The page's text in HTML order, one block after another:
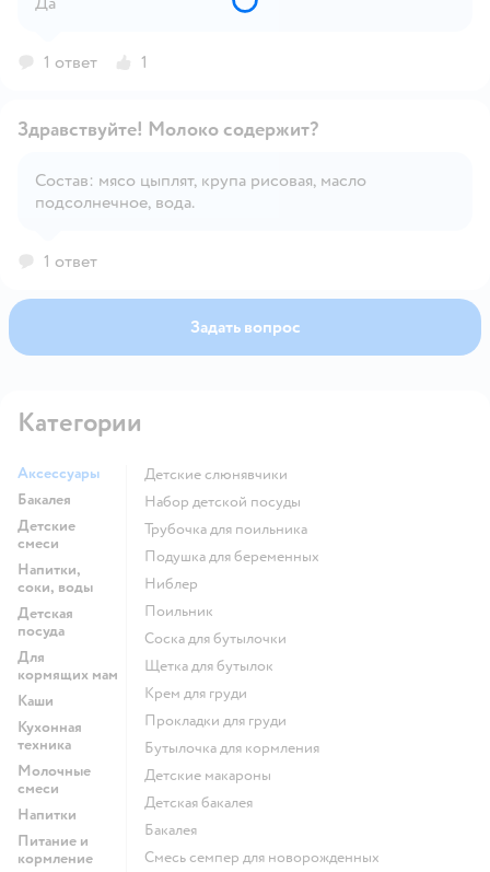
Открыть вопрос
1 ответ 1
Здравствуйте! Молоко содержит?
Состав: мясо цыплят, крупа рисовая, масло
подсолнечное, вода.
1 ответ
Задать вопрос
Категории
Аксессуары
Бакалея
Детские
смеси
Напитки,
соки, воды
Детская
посуда
Для
кормящих мам
Каши
Кухонная
техника
Молочные
смеси
Напитки
Питание и
кормление
детские слюнявчики
набор детской посуды
трубочка для поильника
подушка для беременных
ниблер
поильник
соска для бутылочки
щетка для бутылок
крем для груди
прокладки для груди
бутылочка для кормления
детские макароны
детская бакалея
бакалея
смесь семпер для новорожденных